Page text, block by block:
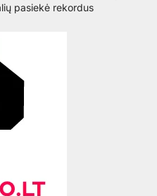
pasiekė rekordus